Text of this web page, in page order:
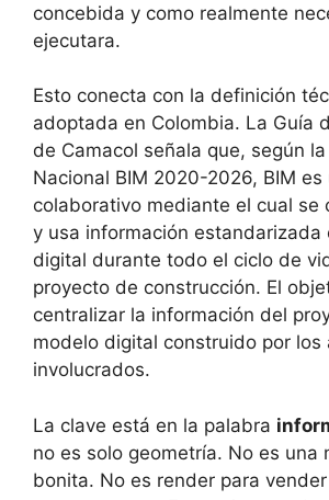
concebida y como realmente
ejecutara.
Esto conecta con la definición
adoptada en Colombia. La Guía
de Camacol señala que, según
Nacional BIM 2020-2026, BIM es
colaborativo mediante el cual se
y usa información estandarizada
digital durante todo el ciclo de
proyecto de construcción. El
centralizar la información del
modelo digital construido por los
involucrados.
La clave está en la palabra
no es solo geometría. No es una
bonita. No es render para vender